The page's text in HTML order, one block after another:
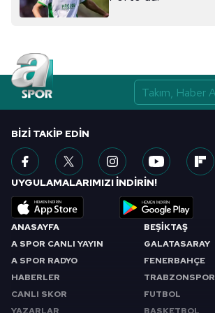
almak için lütfentıklayınız
ANASAYFA
A SPOR CANLI YAYIN
A SPOR RADYO
HABERLER
CANLI SKOR
BEŞİKTAŞ
GALATASARAY
FENERBAHÇE
TRABZONSPOR
FUTBOL
BIZI TAKIP EDIN
UYGULAMALARIMIZI İNDİRİN!